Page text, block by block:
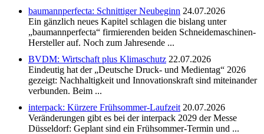
baumannperfecta: Schnittiger Neubeginn 24.07.2026
Ein gänzlich neues Kapitel schlagen die bislang unter
„baumannperfecta“ firmierenden beiden Schneidemaschinen-
Hersteller auf. Noch zum Jahresende ...
BVDM: Wirtschaft plus Klimaschutz 22.07.2026
Eindeutig hat der „Deutsche Druck- und Medientag“ 2026
gezeigt: Nachhaltigkeit und Innovationskraft sind miteinander
verbunden. Beim ...
interpack: Kürzere Frühsommer-Laufzeit 20.07.2026
Veränderungen gibt es bei der interpack 2029 der Messe
Düsseldorf: Geplant sind ein Frühsommer-Termin und ...